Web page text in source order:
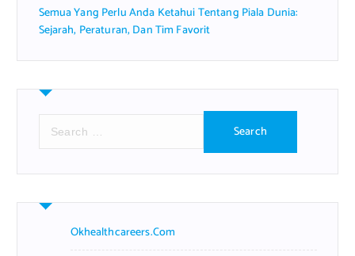
Semua Yang Perlu Anda Ketahui Tentang Piala Dunia:
Sejarah, Peraturan, Dan Tim Favorit
r
h
Okhealthcareers.com